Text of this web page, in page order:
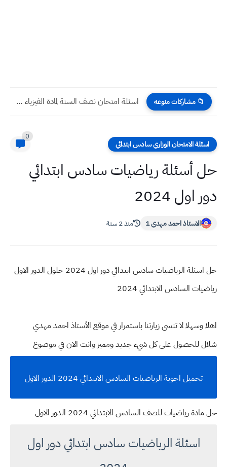
📁 مشاركات منوعه اسئلة امتحان نصف السنة لمادة الفيزياء للصف الثالث متوسط...
اسئلة الامتحان الوزاري سادس ابتدائي
0
حل أسئلة رياضيات سادس ابتدائي
دور اول 2024
الاستاذ احمد مهدي 1 منذ 2 سنة
حل اسئلة الرياضيات سادس ابتدائي دور اول 2024 حلول الدور الاول
رياضيات السادس الابتدائي 2024
اهلا وسهلالا تنسى زيارتنا باستمرار في موقع الأستاذ احمد مهدي
شلال للحصول على كل شيء جديد ومميز وانت الان في موضوع
تحميل اجوبة الرياضيات السادس الابتدائي 2024 الدور الاول
حل مادة رياضيات للصف السادس الابتدائي 2024 الدور الاول
اسئلة الرياضيات سادس ابتدائي دور اول